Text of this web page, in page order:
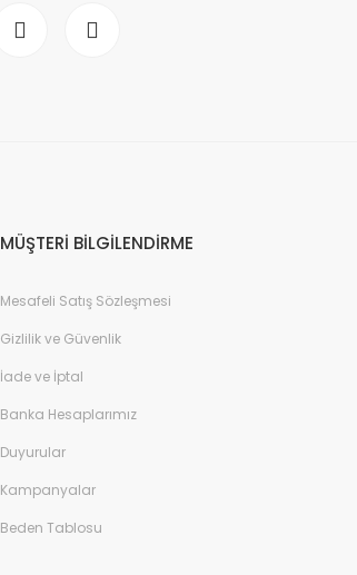
MÜŞTERİ BİLGİLENDİRME
Mesafeli Satış Sözleşmesi
Gizlilik ve Güvenlik
İade ve İptal
Banka Hesaplarımız
Duyurular
Kampanyalar
Beden Tablosu